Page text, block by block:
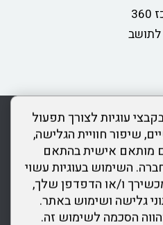
עוגיות לצורך תפעול
שיפור חוויית הגלישה,
מותאם אישית בהתאם
השימוש בעוגיות עשוי
ו/או הדפדפן שלך,
גלישה ושימוש באתר.
הסכמה לשימוש זה.
לתושב
צור קשר
כותר ראשון
נגישות
-